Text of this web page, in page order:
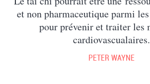
et non pharmaceutique parmi
pour prévenir et traiter les
cardiovascualaires.
PETER WAYNE